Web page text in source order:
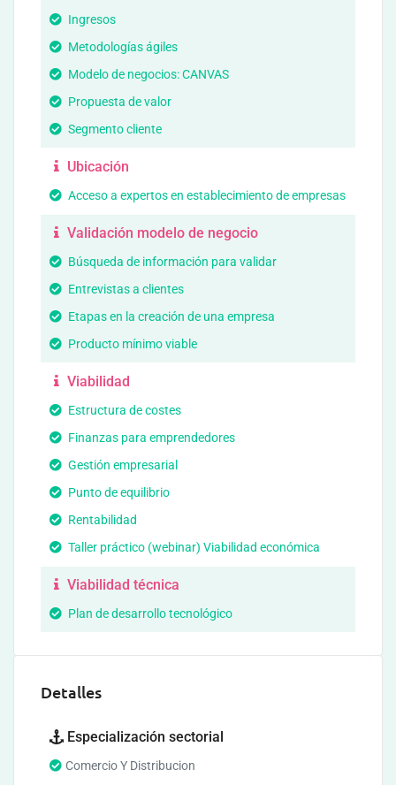
Ingresos
Metodologías ágiles
Modelo de negocios: CANVAS
Propuesta de valor
Segmento cliente
Ubicación
Acceso a expertos en establecimiento de empresas
Validación modelo de negocio
Búsqueda de información para validar
Entrevistas a clientes
Etapas en la creación de una empresa
Producto mínimo viable
Viabilidad
Estructura de costes
Finanzas para emprendedores
Gestión empresarial
Punto de equilibrio
Rentabilidad
Taller práctico (webinar) Viabilidad económica
Viabilidad técnica
Plan de desarrollo tecnológico
Detalles
Especialización sectorial
Comercio Y Distribucion